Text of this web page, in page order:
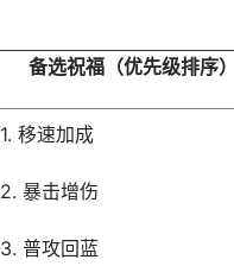
备选祝福（优先级排序）
1. 移速加成
2. 暴击增伤
3. 普攻回蓝